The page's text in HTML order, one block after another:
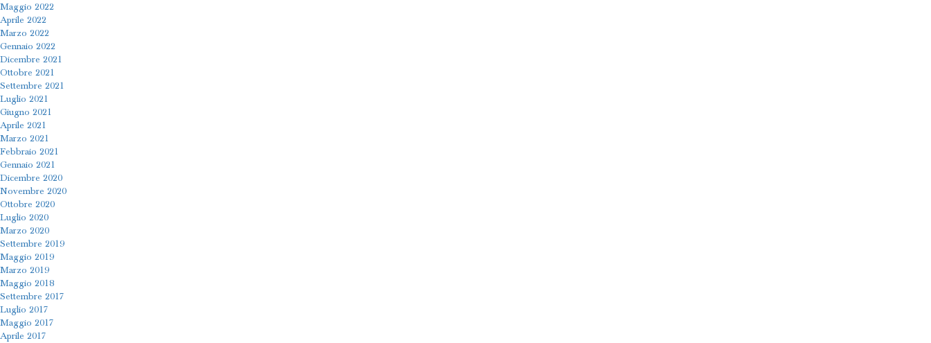
Maggio 2022
Aprile 2022
Marzo 2022
Gennaio 2022
Dicembre 2021
Ottobre 2021
Settembre 2021
Luglio 2021
Giugno 2021
Aprile 2021
Marzo 2021
Febbraio 2021
Gennaio 2021
Dicembre 2020
Novembre 2020
Ottobre 2020
Luglio 2020
Marzo 2020
Settembre 2019
Maggio 2019
Marzo 2019
Maggio 2018
Settembre 2017
Luglio 2017
Maggio 2017
Aprile 2017